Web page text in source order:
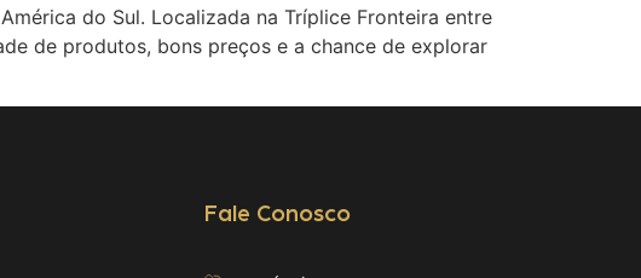
do Sul. Localizada na Tríplice Fronteira entre
de produtos, bons preços e a chance de explorar
Fale Conosco